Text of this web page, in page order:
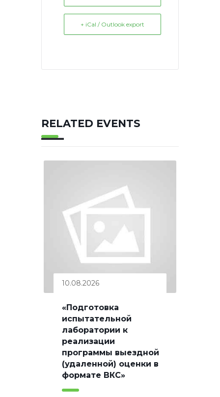
+ iCal / Outlook export
RELATED EVENTS
10.08.2026
«Подготовка
испытательной
лаборатории к
реализации
программы выездной
(удаленной) оценки в
формате ВКС»